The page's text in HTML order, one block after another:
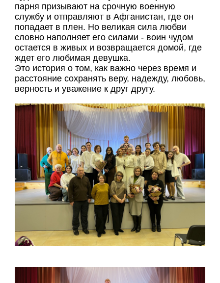
парня призывают на срочную военную
службу и отправляют в Афганистан, где он
попадает в плен. Но великая сила любви
словно наполняет его силами - воин чудом
остается в живых и возвращается домой, где
ждет его любимая девушка.
Это история о том, как важно через время и
расстояние сохранять веру, надежду, любовь,
верность и уважение к друг другу.